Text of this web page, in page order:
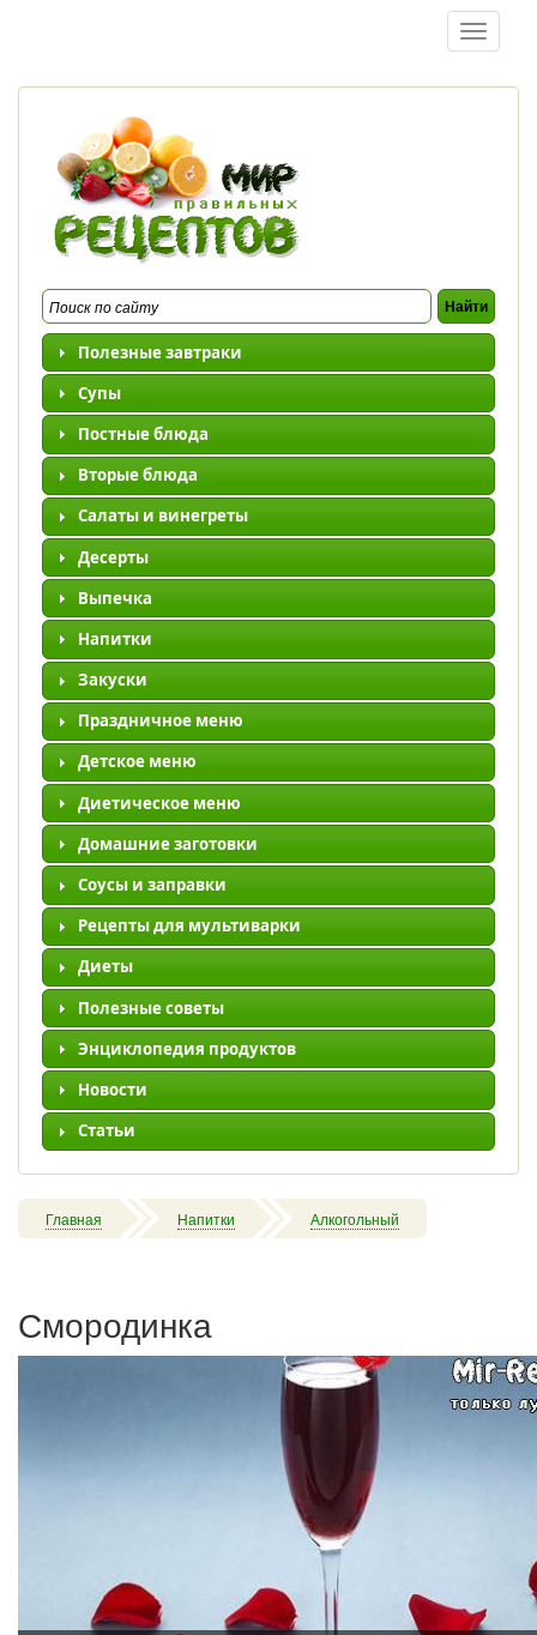
Toggle
Полезные завтраки
Супы
Постные блюда
Вторые блюда
Салаты и винегреты
Десерты
Выпечка
Напитки
Закуски
Праздничное меню
Детское меню
Диетическое меню
Домашние заготовки
Соусы и заправки
Рецепты для мультиварки
Диеты
Полезные советы
Энциклопедия продуктов
Новости
Статьи
Главная Напитки Алкогольный
Смородинка